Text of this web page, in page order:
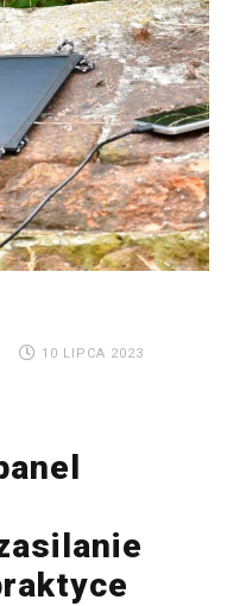
10 LIPCA 2023